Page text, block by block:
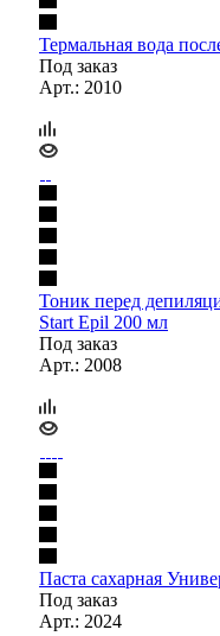
Термальная вода
Под заказ
Арт.: 2010
Тоник перед
Start Epil 200 мл
Под заказ
Арт.: 2008
Паста сахарная
Под заказ
Арт.: 2024